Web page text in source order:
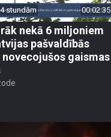
stundām 00:02:35
nekā 6 miljoniem
pašvaldībās
novecojušos gaismas